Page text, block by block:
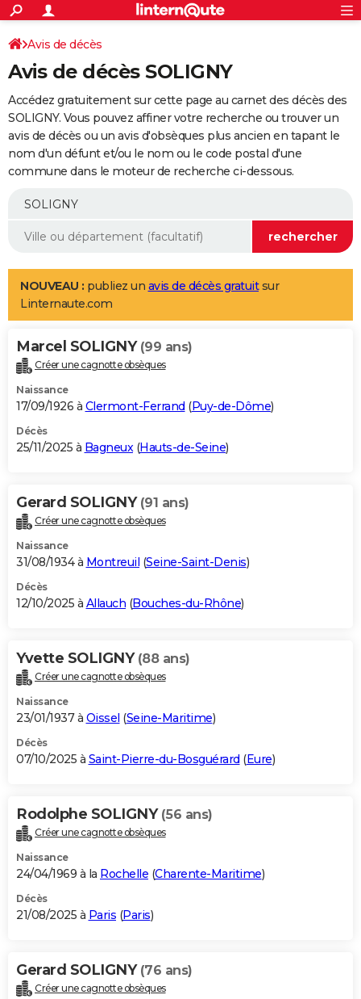
ACTUALITÉS
Politique
Société
Faits Divers
Education
Monde
Villes
+
SPORT
Coupe du monde 2026
Football
Tennis
Cyclisme
Rugby
Forum
Programme TV
TNT
Streaming
Cinéma
Sorties cinéma
Musique
+
FINANCE
Retraite
Epargne
Immobilier
Risques naturels par ville
Banque
Assurance
AUTO
Essais
Réserver un essai
Citadines
Berlines
SUV
Forum auto
+
Mobiles
Meilleur smartphone
Internet
Ordinateurs
Jeux vidéo
Guide high-tech
Aménagement intérieur
LIFESTYLE
Art de vivre
Bien-être
Loisirs
Mode
Modes de vie
Alimentation
Guide de la santé
Maladies
Médicaments
Sommeil
VOYAGE
Destinations
City break
Voyage nature
Voyage de noces
Forum
Climat
+PHOTO
GUIDES D'ACHAT
BONS PLANS
Carte de Noël
Carte Bonne année
Carte Saint-Valentin
Carte Pâques
Carte d'anniversaire
DICTIONNAIRE
Dictionnaire
Biographies
Citations
Expressions
Proverbes
PROGRAMME TV
S'inscrire
Se connecter
Lycées
Collèges
Primaires
Universités
Entreprises
Service militaire
Avis de recherche
AVIS DE DÉCÈS
Bricolage
Lifestyle
Culture
Sport
Auto
Television
Voyage
Cinema
Avis de décès
Avis de décès SOLIGNY
Accédez gratuitement sur cette page au carnet des décès des
SOLIGNY. Vous pouvez affiner votre recherche ou trouver un
avis de décès ou un avis d'obsèques plus ancien en tapant le
nom d'un défunt et/ou le nom ou le code postal d'une
commune dans le moteur de recherche ci-dessous.
NOUVEAU : publiez un avis de décès gratuitsur
Linternaute.com
Marcel SOLIGNY (99 ans)
Créer une cagnotte obsèques
Naissance
17/09/1926 à Clermont-Ferrand (Puy-de-Dôme)
Décès
25/11/2025 à Bagneux(Hauts-de-Seine)
Gerard SOLIGNY (91 ans)
Créer une cagnotte obsèques
Naissance
31/08/1934 à Montreuil (Seine-Saint-Denis)
Décès
12/10/2025 à Allauch (Bouches-du-Rhône)
Yvette SOLIGNY (88 ans)
Créer une cagnotte obsèques
Naissance
23/01/1937 à Oissel (Seine-Maritime)
Décès
07/10/2025 à Saint-Pierre-du-Bosguérard (Eure)
Rodolphe SOLIGNY (56 ans)
Créer une cagnotte obsèques
Naissance
24/04/1969 à la Rochelle (Charente-Maritime)
Décès
21/08/2025 à Paris (Paris)
Gerard SOLIGNY (76 ans)
Créer une cagnotte obsèques